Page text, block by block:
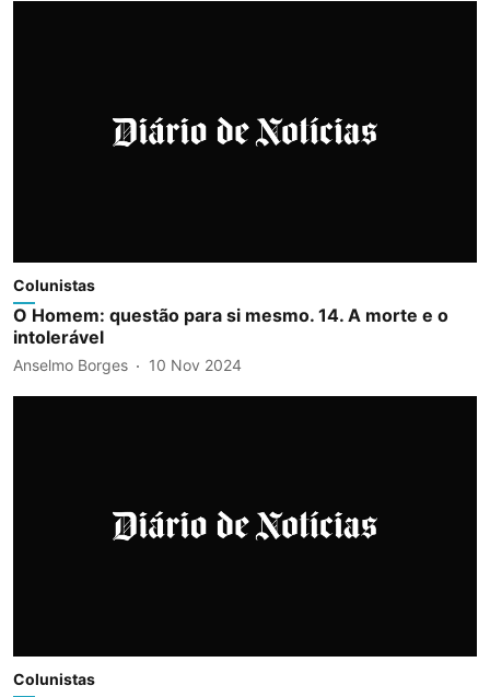
Colunistas
O Homem: questão para si mesmo. 14. A morte e o
intolerável
Anselmo Borges 10 Nov 2024
Colunistas